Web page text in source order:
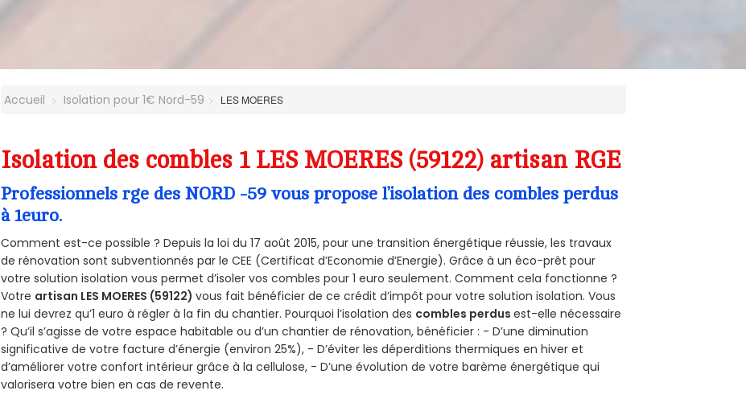
Accueil Isolation pour 1€ Nord-59 LES MOERES
Isolation des combles 1 LES MOERES (59122) artisan RGE
Professionnels rge des NORD -59 vous propose l’isolation des combles perdus
à 1euro.
Comment est-ce possible ? Depuis la loi du 17 août 2015, pour une transition énergétique réussie, les travaux
de rénovation sont subventionnés par le CEE (Certificat d’Economie d’Energie). Grâce à un éco-prêt pour
votre solution isolation vous permet d’isoler vos combles pour 1 euro seulement. Comment cela fonctionne ?
Votre artisan LES MOERES (59122)vous fait bénéficier de ce crédit d’impôt pour votre solution isolation. Vous
ne lui devrez qu’1 euro à régler à la fin du chantier. Pourquoi l’isolation des combles perdusest-elle nécessaire
? Qu’il s’agisse de votre espace habitable ou d’un chantier de rénovation, bénéficier : - D’une diminution
significative de votre facture d’énergie (environ 25%), - D’éviter les déperditions thermiques en hiver et
d’améliorer votre confort intérieur grâce à la cellulose, - D’une évolution de votre barème énergétique qui
valorisera votre bien en cas de revente.